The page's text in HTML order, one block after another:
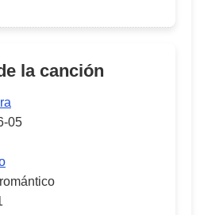
la canción
05